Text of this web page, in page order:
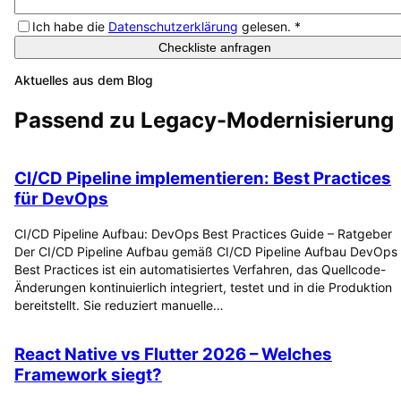
Ich habe die Datenschutzerklärung gelesen. *
Checkliste anfragen
Aktuelles aus dem Blog
Passend zu Legacy-Modernisierung
CI/CD Pipeline implementieren: Best Practices
für DevOps
CI/CD Pipeline Aufbau: DevOps Best Practices Guide – Ratgeber
Der CI/CD Pipeline Aufbau gemäß CI/CD Pipeline Aufbau DevOps
Best Practices ist ein automatisiertes Verfahren, das Quellcode-
Änderungen kontinuierlich integriert, testet und in die Produktion
bereitstellt. Sie reduziert manuelle…
React Native vs Flutter 2026 – Welches
Framework siegt?